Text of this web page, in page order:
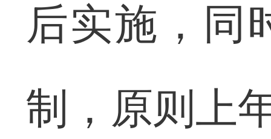
后实施，同
制，原则上